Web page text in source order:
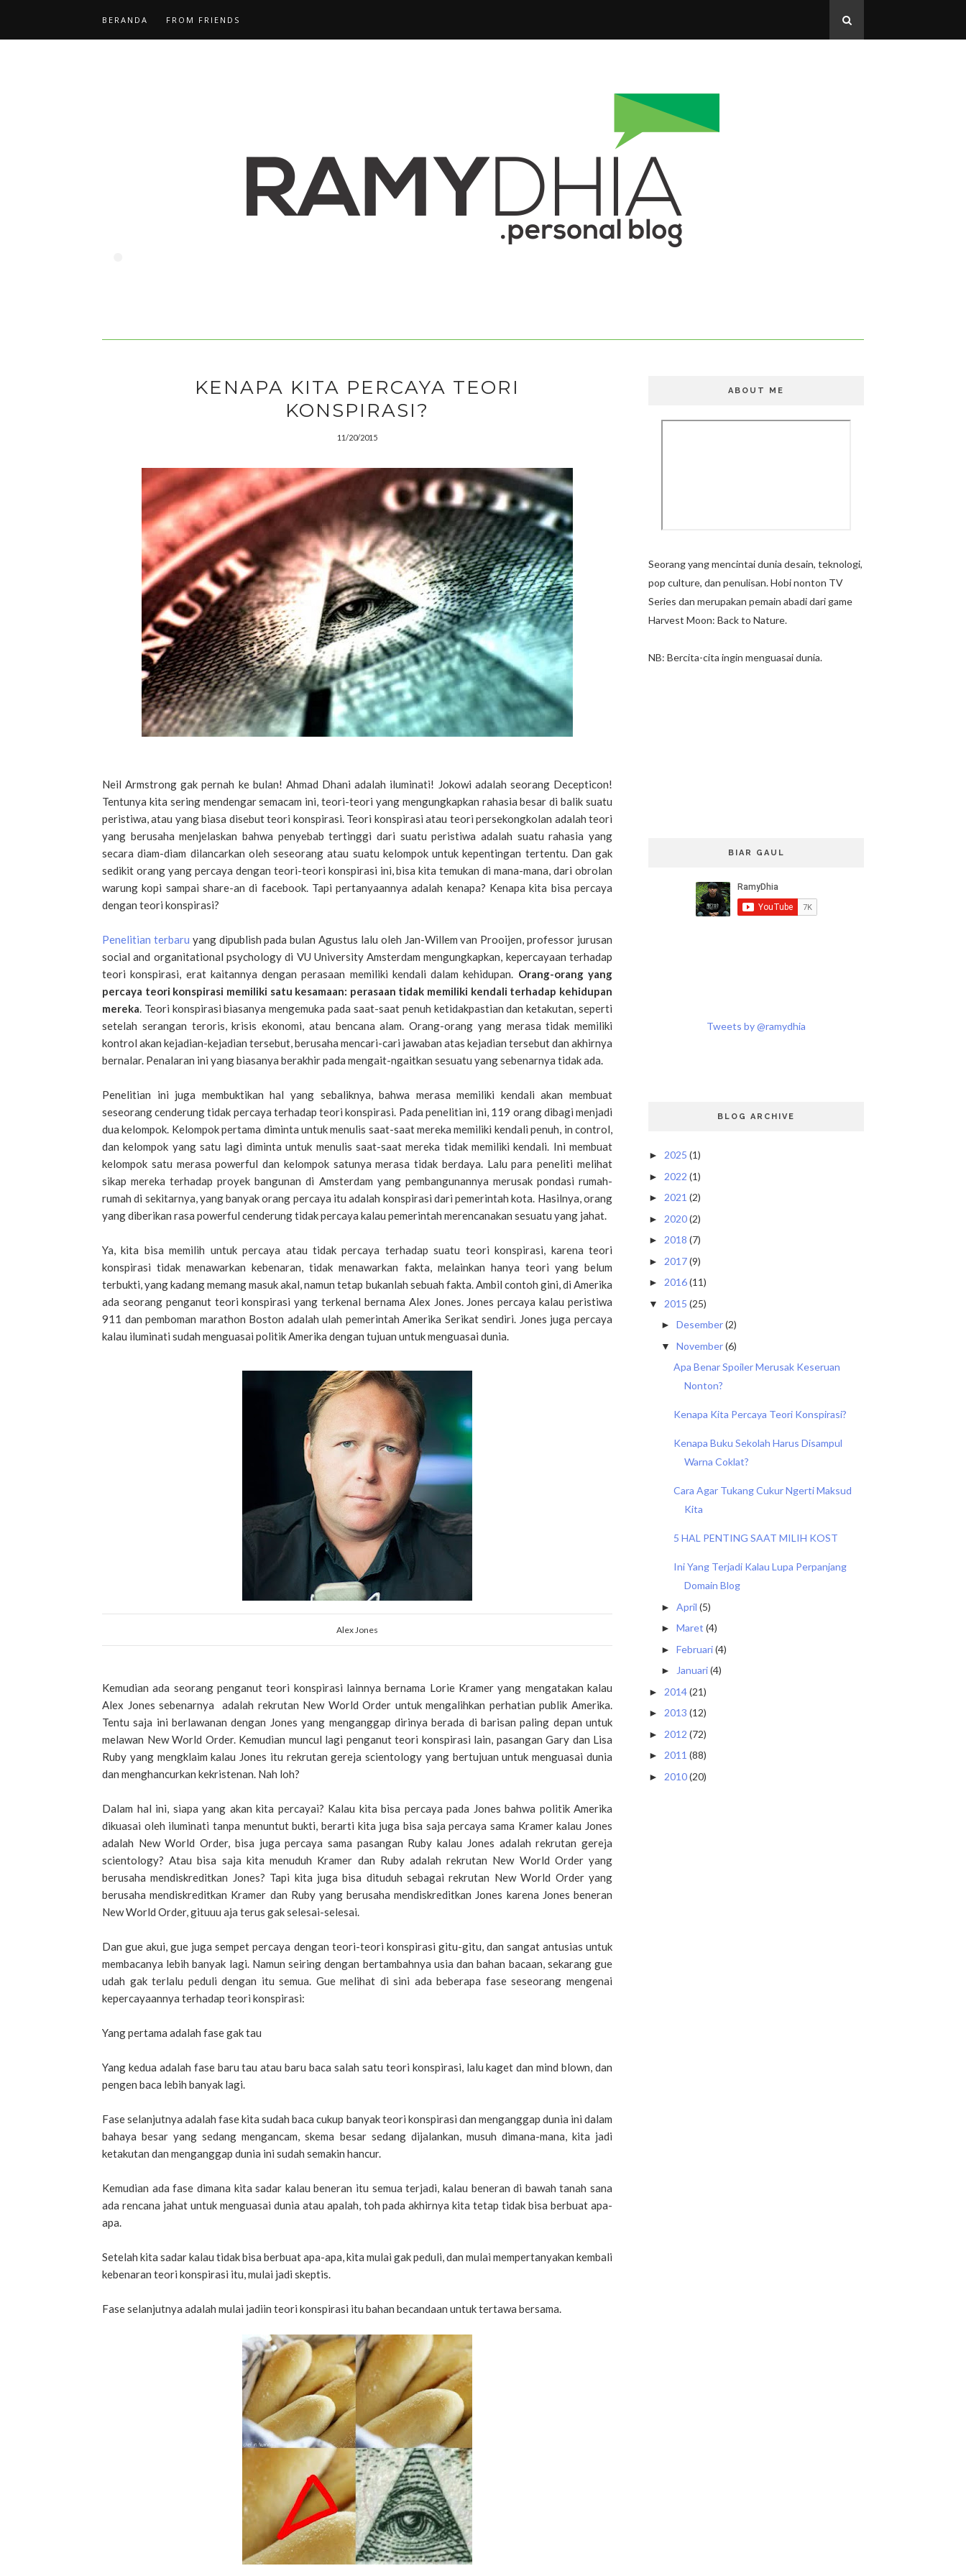
BERANDA FROM FRIENDS
KENAPA KITA PERCAYA TEORI
KONSPIRASI?
11/20/2015
Neil Armstrong gak pernah ke bulan! Ahmad Dhani adalah iluminati! Jokowi adalah seorang Decepticon!
Tentunya kita sering mendengar semacam ini, teori-teori yang mengungkapkan rahasia besar di balik suatu
peristiwa, atau yang biasa disebut teori konspirasi. Teori konspirasi atau teori persekongkolan adalah teori
yang berusaha menjelaskan bahwa penyebab tertinggi dari suatu peristiwa adalah suatu rahasia yang
secara diam-diam dilancarkan oleh seseorang atau suatu kelompok untuk kepentingan tertentu. Dan gak
sedikit orang yang percaya dengan teori-teori konspirasi ini, bisa kita temukan di mana-mana, dari obrolan
warung kopi sampai share-an di facebook. Tapi pertanyaannya adalah kenapa? Kenapa kita bisa percaya
dengan teori konspirasi?
Penelitian terbaru yang dipublish pada bulan Agustus lalu oleh Jan-Willem van Prooijen, professor jurusan
social and organitational psychology di VU University Amsterdam mengungkapkan, kepercayaan terhadap
teori konspirasi, erat kaitannya dengan perasaan memiliki kendali dalam kehidupan. Orang-orang yang
percaya teori konspirasi memiliki satu kesamaan: perasaan tidak memiliki kendali terhadap kehidupan
mereka. Teori konspirasi biasanya mengemuka pada saat-saat penuh ketidakpastian dan ketakutan, seperti
setelah serangan teroris, krisis ekonomi, atau bencana alam. Orang-orang yang merasa tidak memiliki
kontrol akan kejadian-kejadian tersebut, berusaha mencari-cari jawaban atas kejadian tersebut dan akhirnya
bernalar. Penalaran ini yang biasanya berakhir pada mengait-ngaitkan sesuatu yang sebenarnya tidak ada.
Penelitian ini juga membuktikan hal yang sebaliknya, bahwa merasa memiliki kendali akan membuat
seseorang cenderung tidak percaya terhadap teori konspirasi. Pada penelitian ini, 119 orang dibagi menjadi
dua kelompok. Kelompok pertama diminta untuk menulis saat-saat mereka memiliki kendali penuh, in control,
dan kelompok yang satu lagi diminta untuk menulis saat-saat mereka tidak memiliki kendali. Ini membuat
kelompok satu merasa powerful dan kelompok satunya merasa tidak berdaya. Lalu para peneliti melihat
sikap mereka terhadap proyek bangunan di Amsterdam yang pembangunannya merusak pondasi rumah-
rumah di sekitarnya, yang banyak orang percaya itu adalah konspirasi dari pemerintah kota. Hasilnya, orang
yang diberikan rasa powerful cenderung tidak percaya kalau pemerintah merencanakan sesuatu yang jahat.
Ya, kita bisa memilih untuk percaya atau tidak percaya terhadap suatu teori konspirasi, karena teori
konspirasi tidak menawarkan kebenaran, tidak menawarkan fakta, melainkan hanya teori yang belum
terbukti, yang kadang memang masuk akal, namun tetap bukanlah sebuah fakta. Ambil contoh gini, di Amerika
ada seorang penganut teori konspirasi yang terkenal bernama Alex Jones. Jones percaya kalau peristiwa
911 dan pemboman marathon Boston adalah ulah pemerintah Amerika Serikat sendiri. Jones juga percaya
kalau iluminati sudah menguasai politik Amerika dengan tujuan untuk menguasai dunia.
Alex Jones
Kemudian ada seorang penganut teori konspirasi lainnya bernama Lorie Kramer yang mengatakan kalau
Alex Jones sebenarnya adalah rekrutan New World Order untuk mengalihkan perhatian publik Amerika.
Tentu saja ini berlawanan dengan Jones yang menganggap dirinya berada di barisan paling depan untuk
melawan New World Order. Kemudian muncul lagi penganut teori konspirasi lain, pasangan Gary dan Lisa
Ruby yang mengklaim kalau Jones itu rekrutan gereja scientology yang bertujuan untuk menguasai dunia
dan menghancurkan kekristenan. Nah loh?
Dalam hal ini, siapa yang akan kita percayai? Kalau kita bisa percaya pada Jones bahwa politik Amerika
dikuasai oleh iluminati tanpa menuntut bukti, berarti kita juga bisa saja percaya sama Kramer kalau Jones
adalah New World Order, bisa juga percaya sama pasangan Ruby kalau Jones adalah rekrutan gereja
scientology? Atau bisa saja kita menuduh Kramer dan Ruby adalah rekrutan New World Order yang
berusaha mendiskreditkan Jones? Tapi kita juga bisa dituduh sebagai rekrutan New World Order yang
berusaha mendiskreditkan Kramer dan Ruby yang berusaha mendiskreditkan Jones karena Jones beneran
New World Order, gituuu aja terus gak selesai-selesai.
Dan gue akui, gue juga sempet percaya dengan teori-teori konspirasi gitu-gitu, dan sangat antusias untuk
membacanya lebih banyak lagi. Namun seiring dengan bertambahnya usia dan bahan bacaan, sekarang gue
udah gak terlalu peduli dengan itu semua. Gue melihat di sini ada beberapa fase seseorang mengenai
kepercayaannya terhadap teori konspirasi:
Yang pertama adalah fase gak tau
Yang kedua adalah fase baru tau atau baru baca salah satu teori konspirasi, lalu kaget dan mind blown, dan
pengen baca lebih banyak lagi.
Fase selanjutnya adalah fase kita sudah baca cukup banyak teori konspirasi dan menganggap dunia ini dalam
bahaya besar yang sedang mengancam, skema besar sedang dijalankan, musuh dimana-mana, kita jadi
ketakutan dan menganggap dunia ini sudah semakin hancur.
Kemudian ada fase dimana kita sadar kalau beneran itu semua terjadi, kalau beneran di bawah tanah sana
ada rencana jahat untuk menguasai dunia atau apalah, toh pada akhirnya kita tetap tidak bisa berbuat apa-
apa.
Setelah kita sadar kalau tidak bisa berbuat apa-apa, kita mulai gak peduli, dan mulai mempertanyakan kembali
kebenaran teori konspirasi itu, mulai jadi skeptis.
Fase selanjutnya adalah mulai jadiin teori konspirasi itu bahan becandaan untuk tertawa bersama.
ABOUT ME
Seorang yang mencintai dunia desain, teknologi,
pop culture, dan penulisan. Hobi nonton TV
Series dan merupakan pemain abadi dari game
Harvest Moon: Back to Nature.
NB: Bercita-cita ingin menguasai dunia.
BIAR GAUL
Tweets by @ramydhia
BLOG ARCHIVE
► 2025 (1)
► 2022 (1)
► 2021 (2)
► 2020(2)
► 2018 (7)
► 2017(9)
► 2016(11)
▼ 2015 (25)
► Desember(2)
▼ November(6)
Apa Benar Spoiler Merusak Keseruan
Nonton?
Kenapa Kita Percaya Teori Konspirasi?
Kenapa Buku Sekolah Harus Disampul
Warna Coklat?
Cara Agar Tukang Cukur Ngerti Maksud
Kita
5 HAL PENTING SAAT MILIH KOST
Ini Yang Terjadi Kalau Lupa Perpanjang
Domain Blog
► April (5)
► Maret (4)
► Februari(4)
► Januari(4)
► 2014(21)
► 2013 (12)
► 2012 (72)
► 2011 (88)
► 2010(20)